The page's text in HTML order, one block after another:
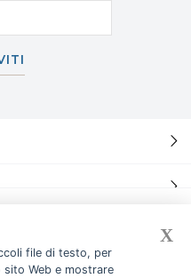
file di testo, per
sito Web e mostrare
X